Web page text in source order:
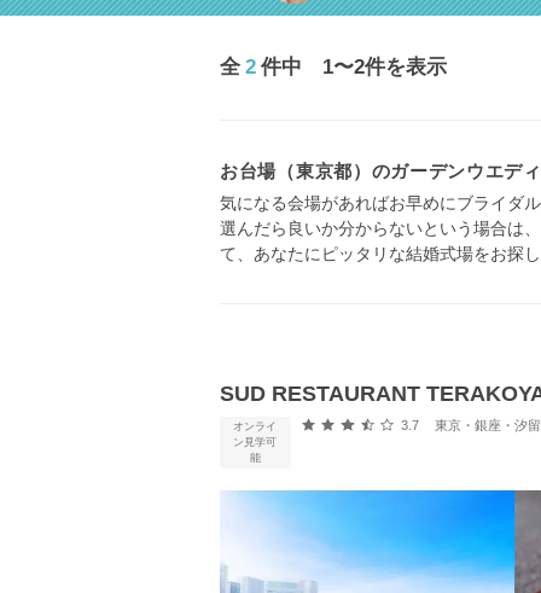
全 2 件中 1〜2件を表示
お台場（東京都）のガーデンウエデ
気になる会場があればお早めにブライダ
選んだら良いか分からないという場合は
て、あなたにピッタリな結婚式場をお探
SUD RESTAURANT
オンライ
ン見学可
能
口コミ評価
3.7 東京・銀座・汐留・浜松町